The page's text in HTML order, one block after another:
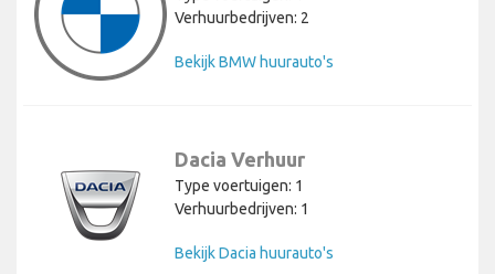
Verhuurbedrijven: 2
Bekijk BMW huurauto's
Dacia Verhuur
Type voertuigen: 1
Verhuurbedrijven: 1
Bekijk Dacia huurauto's